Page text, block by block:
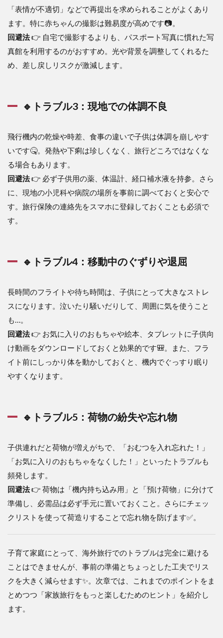
「表情が不適切」などで再提出を求められることがよくあり
ます。特に赤ちゃんの撮影は難易度が高めです📷。
回避法👉 自宅で撮影するよりも、パスポート写真に慣れた写
真館を利用するのがおすすめ。光や背景を調整してくれるた
め、差し戻しリスクが激減します。
🔹トラブル3：現地での体調不良
飛行機内の乾燥や時差、食事の違いで子供は体調を崩しやす
いです🤒。発熱や下痢は珍しくなく、旅行どころではなくな
る場合もあります。
回避法👉 必ず子供用の薬、体温計、経口補水液を持参。さら
に、現地の小児科や病院の場所を事前に調べておくと安心で
す。旅行保険の連絡先をスマホに登録しておくことも必須で
す。
🔹トラブル4：移動中のぐずりや退屈
長時間のフライトや待ち時間は、子供にとって大きなストレ
スになります。泣いたり騒いだりして、周囲に気を使うこと
も…。
回避法👉 お気に入りのおもちゃや絵本、タブレットに子供向
け動画をダウンロードしておくと効果的です🎒。また、フラ
イト前にしっかり体を動かしておくと、機内でぐっすり眠り
やすくなります。
🔹トラブル5：荷物の紛失や忘れ物
子供連れだと荷物が増えがちで、「おむつを入れ忘れた！」
「お気に入りのおもちゃをなくした！」といったトラブルも
頻発します。
回避法👉 荷物は「機内持ち込み用」と「預け荷物」に分けて
準備し、必需品は必ず手元に置いておくこと。さらにチェッ
クリストを使って荷造りすることで忘れ物を防げます✅。
子育て家庭にとって、海外旅行でのトラブルは完全に避ける
ことはできませんが、事前の準備とちょっとした工夫でリス
クを大きく減らせます✨。次章では、これまでのポイントをま
とめつつ「家族旅行をもっと楽しむためのヒント」を紹介し
ます。